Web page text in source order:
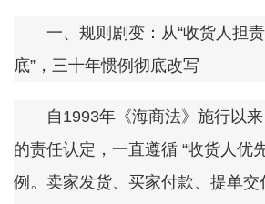
一、规则剧变：从“收货人担责
底”，三十年惯例彻底改写
自1993年《海商法》施行以来
的责任认定，一直遵循 “收货人优
例。卖家发货、买家付款、提单交